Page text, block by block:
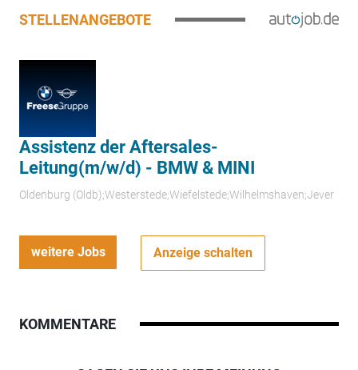
STELLENANGEBOTE
Assistenz der Aftersales-
Leitung(m/w/d) - BMW & MINI
Oldenburg (Oldb);Westerstede;Wiefelstede;Wilhelmshaven;Jever
weitere Jobs Anzeige schalten
KOMMENTARE